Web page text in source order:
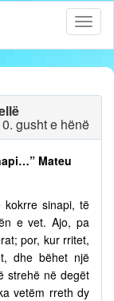
gusht e hënë
Mateu
kokrre sinapi, të
e vet. Ajo, pa
por, kur rritet,
dhe bëhet një
strehë në degët
vetëm rreth dy